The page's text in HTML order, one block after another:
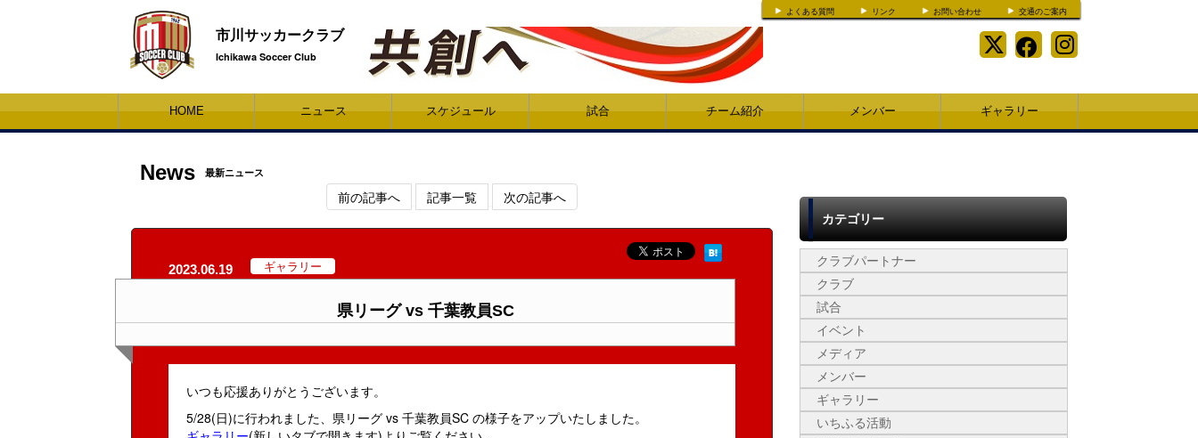
よくある質問 リンク お問い合わせ 交通のご案内
市川サッカークラブ
Ichikawa Soccer Club
HOME ニュース スケジュール 試合 チーム紹介 メンバー ギャラリー
News 最新ニュース
前の記事へ 記事一覧 次の記事へ
2023.06.19 ギャラリー
県リーグ vs 千葉教員SC
いつも応援ありがとうございます。
5/28(日)に行われました、県リーグ vs 千葉教員SC の様子をアップいたしました。
カテゴリー
クラブパートナー
クラブ
試合
イベント
メディア
メンバー
ギャラリー
いちふる活動